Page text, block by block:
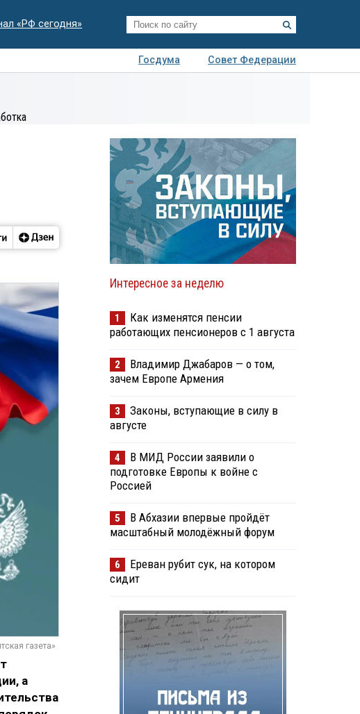
«РФ сегодня»
Госдума
Совет Федерации
газета»
а
Интересное за неделю
1
Как изменятся пенсии
работающих пенсионеров с 1 августа
2
Владимир Джабаров — о том,
зачем Европе Армения
3
Законы, вступающие в силу в
августе
4
В МИД России заявили о
подготовке Европы к войне с
Россией
5
В Абхазии впервые пройдёт
масштабный молодёжный форум
6
Ереван рубит сук, на котором
сидит